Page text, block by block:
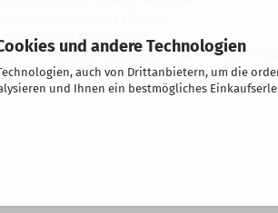
und andere Technologien
auch von Drittanbietern, um die
und Ihnen ein bestmögliches
(70600) erforderlich
4 m Verlängerungskabel (70629, 70630)